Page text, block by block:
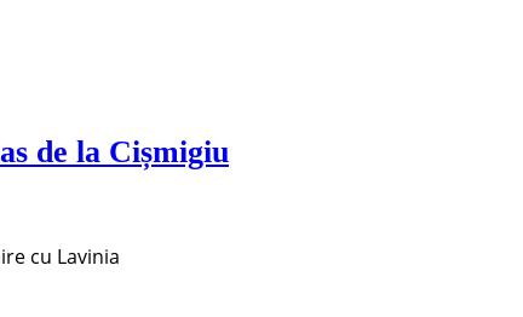
de la Cișmigiu
cu Lavinia